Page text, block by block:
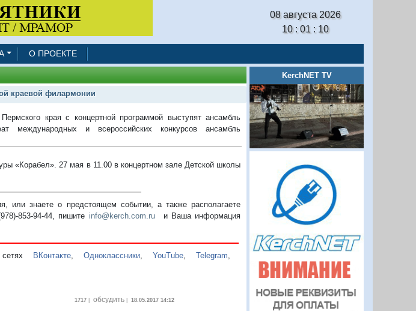
08 августа 2026
10 : 01 : 11
О ПРОЕКТЕ
краевой филармонии
края с концертной программой выступят ансамбль
международных и всероссийских конкурсов ансамбль
«Корабел». 27 мая в 11.00 в концертном зале Детской школы
или знаете о предстоящем событии, а также располагаете
853-94-44, пишите info@kerch.com.ru и Ваша информация
сетях ВКонтакте Одноклассники ,YouTube ,Telegram
1717| обсудить| 18.05.2017 14:12
KerchNET TV